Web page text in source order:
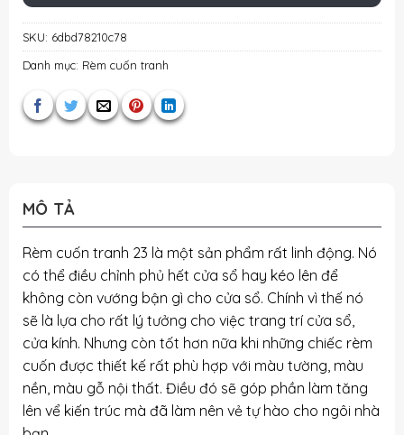
SKU: 6dbd78210c78
Danh mục: Rèm cuốn tranh
MÔ TẢ
Rèm cuốn tranh 23 là một sản phẩm rất linh động. Nó
có thể điều chỉnh phủ hết cửa sổ hay kéo lên để
không còn vướng bận gì cho cửa sổ. Chính vì thế nó
sẽ là lựa cho rất lý tưởng cho việc trang trí cửa sổ,
cửa kính. Nhưng còn tốt hơn nữa khi những chiếc rèm
cuốn được thiết kế rất phù hợp với màu tường, màu
nền, màu gỗ nội thất. Điều đó sẽ góp phần làm tăng
lên vể kiến trúc mà đã làm nên vẻ tự hào cho ngôi nhà